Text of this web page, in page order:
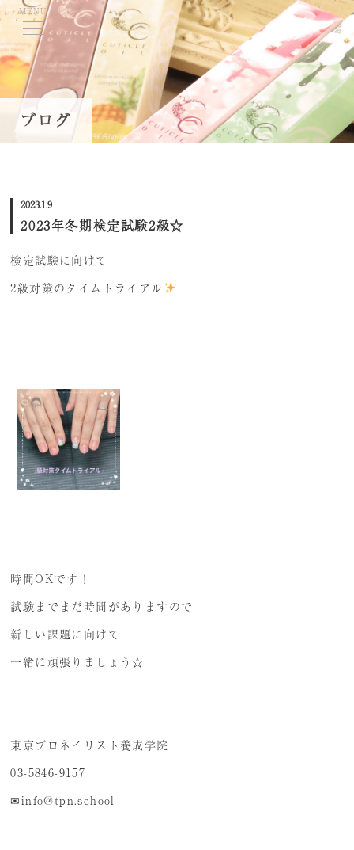
ブログ
MENU
TOP
当学院について
学費・募集要項
受講生の声
2023.1.9
2023年冬期検定試験2級☆
検定試験に向けて
2級対策のタイムトライアル
時間OKです！
試験までまだ時間がありますので
新しい課題に向けて
一緒に頑張りましょう☆
東京プロネイリスト養成学院
03-5846-9157
✉info@tpn.school